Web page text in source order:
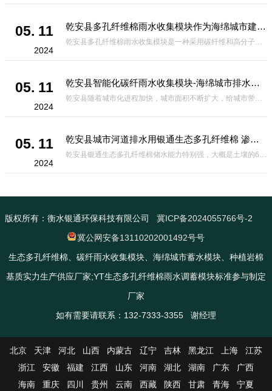
05. 11
2024
乾安县多孔纤维棉雨水收集模块作为海绵城市建设中的一种创新材料
乾安县多孔纤维棉雨水收集模块是一种采用碳纤维和高分子材料复合而成的新型材料。它拥有高度多孔的结构，能够有效吸收和储存雨水，同时利用其独特的导流设计，将雨水迅速排出，有效防止城市内涝的发生。此外，该材料还具有
05. 11
2024
乾安县智能化碳纤雨水收集模块-海绵城市排水蓄水系统的优选项
乾安县随着城市化进程加快，城市面积不断扩大，给城市带来的问题也随之增加。其中之一就是水资源的短缺。雨水收集是一种解决城市水资源短缺的有效途径。在雨水收集技术中，智能化碳纤雨水收集模块的出现，为解决城市水资源
05. 11
2024
乾安县城市河道排水用银通生态多孔纤维棉 渗透性好重量轻
乾安县银通生态多孔纤维棉储水能力特别强，大概是土壤的6倍，所以在下暴雨或者是严重的雨雪天气时，能将降水量很好的吸收掉，到了天气晴朗之后又会将这些水分蒸发到空气中。这种材料在绿化环保上能起到很大的作用，能够大
版权所有：衡水银通环保科技有限公司
冀ICP备2024055766号-2
冀公网安备13110202001492号号
生态多孔纤维棉、碳纤雨水收集模块、海绵城市蓄水模块、种植岩棉
基质实力生产供应厂家;YT生态多孔纤维棉雨水调蓄模块标准参与制定
厂家
如有需要请联系：132-7333-3355 谢经理
北京 天津 河北 山西 内蒙古 辽宁 吉林 黑龙江 上海
江苏
浙江
安徽 福建 江西 山东 河南 湖北 湖南 广东
广西
海南
重庆 四川 贵州 云南 西藏 陕西 甘肃 青海 宁夏